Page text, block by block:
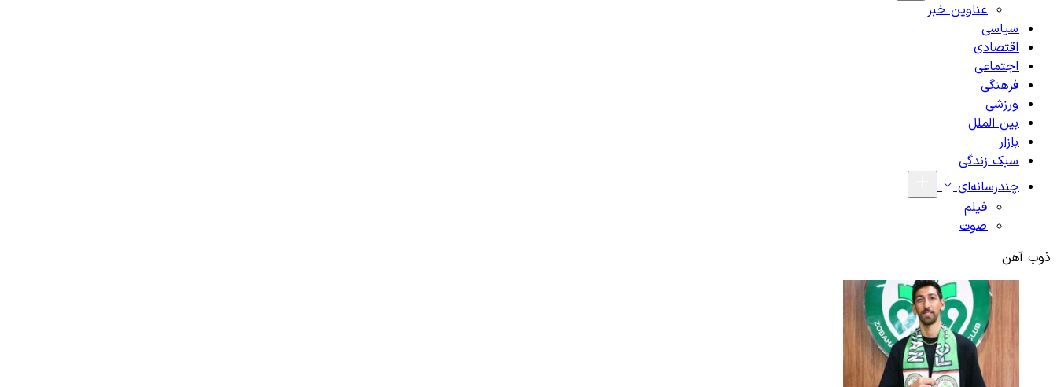
عناوین خبر
سیاسی
اقتصادی
اجتماعی
فرهنگی
ورزشی
بین الملل
بازار
سبک زندگی
چندرسانه‌ای
فیلم
صوت
ذوب آهن